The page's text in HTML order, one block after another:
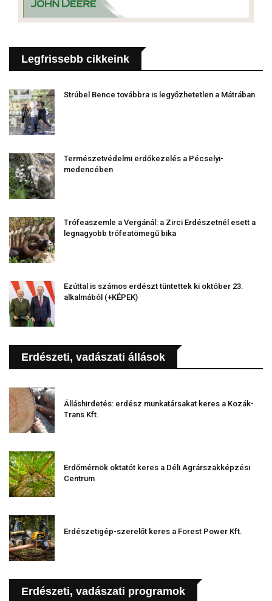
Legfrissebb cikkeink
Strúbel Bence továbbra is legyőzhetetlen a Mátrában
Természetvédelmi erdőkezelés a Pécselyi-
medencében
Trófeaszemle a Vergánál: a Zirci Erdészetnél esett a
legnagyobb trófeatömegű bika
Ezúttal is számos erdészt tüntettek ki október 23.
alkalmából (+KÉPEK)
Erdészeti, vadászati állások
Álláshirdetés: erdész munkatársakat keres a Kozák-
Trans Kft.
Erdőmérnök oktatót keres a Déli Agrárszakképzési
Centrum
Erdészetigép-szerelőt keres a Forest Power Kft.
Erdészeti, vadászati programok